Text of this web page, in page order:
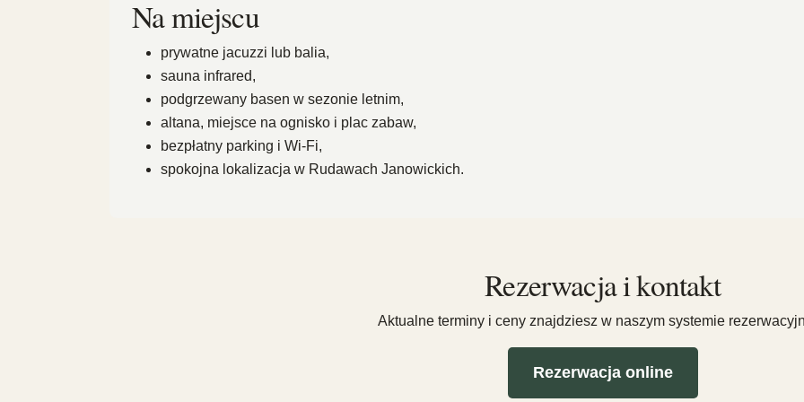
Na miejscu
prywatne jacuzzi lub balia,
sauna infrared,
podgrzewany basen w sezonie letnim,
altana, miejsce na ognisko i plac zabaw,
bezpłatny parking i Wi-Fi,
spokojna lokalizacja w Rudawach Janowickich.
Rezerwacja i kontakt
Aktualne terminy i ceny znajdziesz w naszym systemie
Rezerwacja online